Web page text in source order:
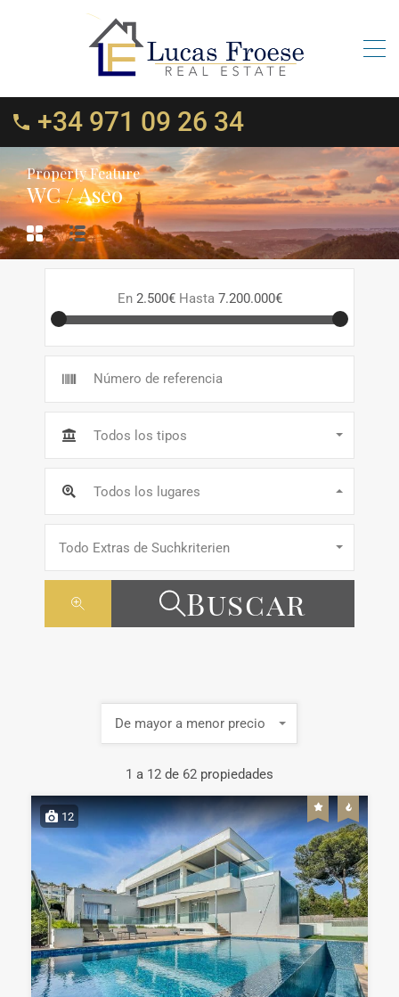
+34 971 09 26 34
Property Feature
WC / Aseo
En 2.500€ Hasta 7.200.000€
Todos los tipos
Todos los lugares
Todo Extras de Suchkriterien
Buscar
1 a 12 de 62 propiedades
De mayor a menor precio
12